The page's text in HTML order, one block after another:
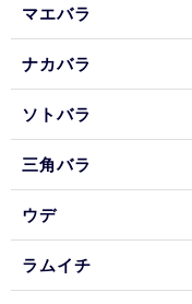
マエバラ
ナカバラ
ソトバラ
三角バラ
ウデ
ラムイチ